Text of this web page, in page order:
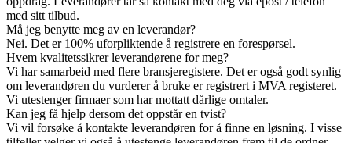
med sitt tilbud.
Må jeg benytte meg av en leverandør?
Nei. Det er 100% uforpliktende å registrere en forespørsel.
Hvem kvalitetssikrer leverandørene for meg?
Vi har samarbeid med flere bransjeregistere. Det er også godt synlig
om leverandøren du vurderer å bruke er registrert i MVA registeret.
Vi utestenger firmaer som har mottatt dårlige omtaler.
Kan jeg få hjelp dersom det oppstår en tvist?
Vi vil forsøke å kontakte leverandøren for å finne en løsning. I visse